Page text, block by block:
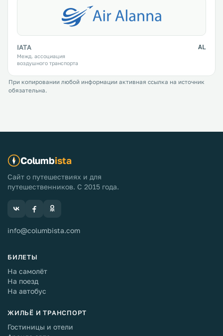
IATA
Межд. ассоциация
воздушного транспорта
AL
При копировании любой информации активная ссылка на источник
обязательна.
Columbista
Сайт о путешествиях и для
путешественников. С 2015 года.
info@columbista.com
БИЛЕТЫ
На самолёт
На поезд
На автобус
ЖИЛЬЁ И ТРАНСПОРТ
Гостиницы и отели